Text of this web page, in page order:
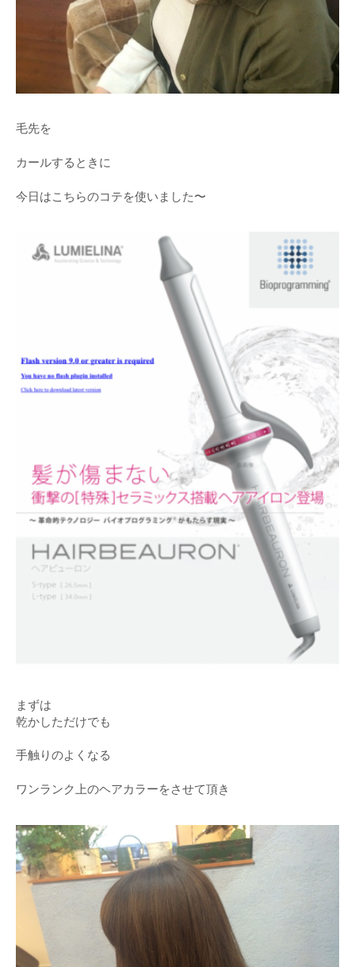
毛先を
カールするときに
今日はこちらのコテを使いました〜
まずは
乾かしただけでも
手触りのよくなる
ワンランク上のヘアカラーをさせて頂き